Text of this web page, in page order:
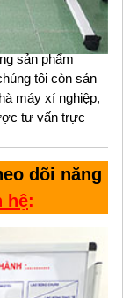
sản phẩm
tôi còn sản
máy xí nghiệp,
tư vấn trực
dõi năng
hệ: